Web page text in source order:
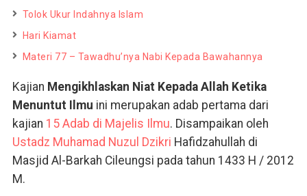
Tolok Ukur Indahnya Islam
Hari Kiamat
Materi 77 – Tawadhu’nya Nabi Kepada Bawahannya
Kajian Mengikhlaskan Niat Kepada Allah Ketika
Menuntut Ilmu ini merupakan adab pertama dari
kajian 15 Adab di Majelis Ilmu. Disampaikan oleh
Ustadz Muhamad Nuzul Dzikri Hafidzahullah di
Masjid Al-Barkah Cileungsi pada tahun 1433 H / 2012
M.